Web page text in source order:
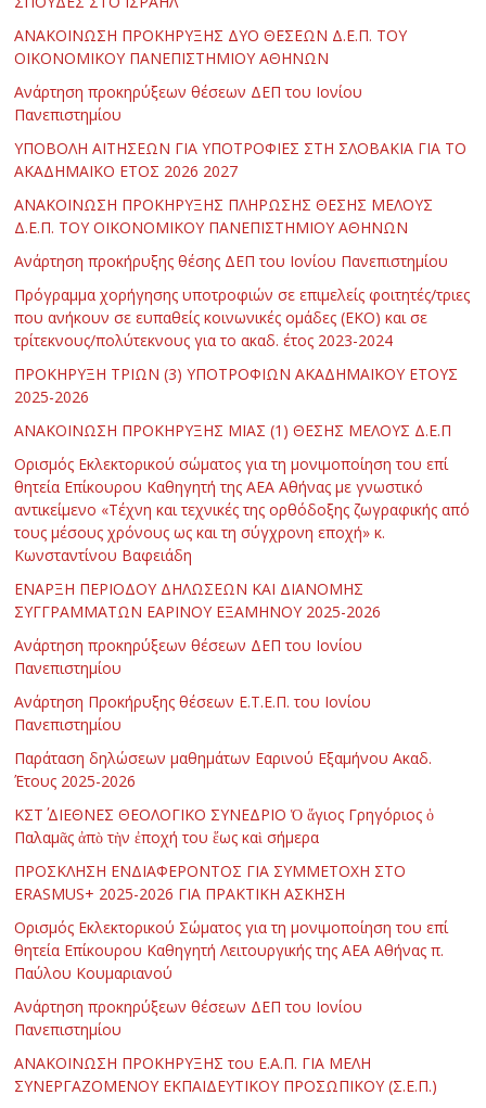
ΑΝΑΚΟΙΝΩΣΗ ΠΡΟΚΗΡΥΞΗΣ ΔΥΟ ΘΕΣΕΩΝ Δ.Ε.Π. ΤΟΥ
ΟΙΚΟΝΟΜΙΚΟΥ ΠΑΝΕΠΙΣΤΗΜΙΟΥ ΑΘΗΝΩΝ
Ανάρτηση προκηρύξεων θέσεων ΔΕΠ του Ιονίου
Πανεπιστημίου
ΥΠΟΒΟΛΗ ΑΙΤΗΣΕΩΝ ΓΙΑ ΥΠΟΤΡΟΦΙΕΣ ΣΤΗ ΣΛΟΒΑΚΙΑ ΓΙΑ ΤΟ
ΑΚΑΔΗΜΑΪΚΟ ΕΤΟΣ 2026 2027
ΑΝΑΚΟΙΝΩΣΗ ΠΡΟΚΗΡΥΞΗΣ ΠΛΗΡΩΣΗΣ ΘΕΣΗΣ ΜΕΛΟΥΣ
Δ.Ε.Π. ΤΟΥ ΟΙΚΟΝΟΜΙΚΟΥ ΠΑΝΕΠΙΣΤΗΜΙΟΥ ΑΘΗΝΩΝ
Ανάρτηση προκήρυξης θέσης ΔΕΠ του Ιονίου Πανεπιστημίου
Πρόγραμμα χορήγησης υποτροφιών σε επιμελείς φοιτητές/τριες
που ανήκουν σε ευπαθείς κοινωνικές ομάδες (ΕΚΟ) και σε
τρίτεκνους/πολύτεκνους για το ακαδ. έτος 2023-2024
ΠΡΟΚΗΡΥΞΗ ΤΡΙΩΝ (3) ΥΠΟΤΡΟΦΙΩΝ ΑΚΑΔΗΜΑΪΚΟΥ ΕΤΟΥΣ
2025-2026
ΑΝΑΚΟΙΝΩΣΗ ΠΡΟΚΗΡΥΞΗΣ ΜΙΑΣ (1) ΘΕΣΗΣ ΜΕΛΟΥΣ Δ.Ε.Π
Ορισμός Εκλεκτορικού σώματος για τη μονιμοποίηση του επί
θητεία Επίκουρου Καθηγητή της ΑΕΑ Αθήνας με γνωστικό
αντικείμενο «Τέχνη και τεχνικές της ορθόδοξης ζωγραφικής από
τους μέσους χρόνους ως και τη σύγχρονη εποχή» κ.
Κωνσταντίνου Βαφειάδη
ΕΝΑΡΞΗ ΠΕΡΙΟΔΟΥ ΔΗΛΩΣΕΩΝ ΚΑΙ ΔΙΑΝΟΜΗΣ
ΣΥΓΓΡΑΜΜΑΤΩΝ ΕΑΡΙΝΟΥ ΕΞΑΜΗΝΟΥ 2025-2026
Ανάρτηση προκηρύξεων θέσεων ΔΕΠ του Ιονίου
Πανεπιστημίου
Ανάρτηση Προκήρυξης θέσεων Ε.Τ.Ε.Π. του Ιονίου
Πανεπιστημίου
Παράταση δηλώσεων μαθημάτων Εαρινού Εξαμήνου Ακαδ.
Έτους 2025-2026
ΚΣΤ΄ ΔΙΕΘΝΕΣ ΘΕΟΛΟΓΙΚΟ ΣΥΝΕΔΡΙΟ Ὁ ἅγιος Γρηγόριος ὁ
Παλαμᾶς ἀπὸ τὴν ἐποχή του ἕως καὶ σήμερα
ΠΡΟΣΚΛΗΣΗ ΕΝΔΙΑΦΕΡΟΝΤΟΣ ΓΙΑ ΣΥΜΜΕΤΟΧΗ ΣΤΟ
ERASMUS+ 2025-2026 ΓΙΑ ΠΡΑΚΤΙΚΗ ΑΣΚΗΣΗ
Ορισμός Εκλεκτορικού Σώματος για τη μονιμοποίηση του επί
θητεία Επίκουρου Καθηγητή Λειτουργικής της ΑΕΑ Αθήνας π.
Παύλου Κουμαριανού
Ανάρτηση προκηρύξεων θέσεων ΔΕΠ του Ιονίου
Πανεπιστημίου
ΑΝΑΚΟΙΝΩΣΗ ΠΡΟΚΗΡΥΞΗΣ του Ε.Α.Π. ΓΙΑ ΜΕΛΗ
ΣΥΝΕΡΓΑΖΟΜΕΝΟΥ ΕΚΠΑΙΔΕΥΤΙΚΟΥ ΠΡΟΣΩΠΙΚΟΥ (Σ.Ε.Π.)